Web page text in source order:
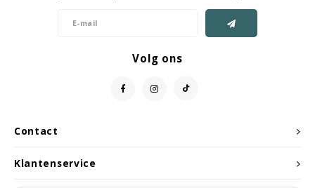
Contact
Volg ons
Klantenservice